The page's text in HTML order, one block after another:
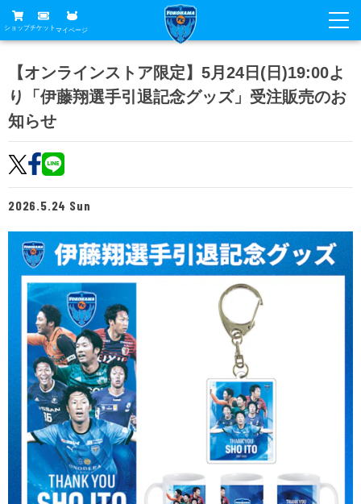
ショップチケット マイページ
グッズ
ホームタウン
トップチーム
試合
アカデミー
試合
試合日程
順位表
チケット
チケットガイド
席種・価格表
チケット購入方法
販売スケジュール
ニッパツシート
Buy Ticket Here
スケジュール
練習見学について
横浜FC観戦ガイド
試合会場アクセス
観戦ルール・マナー
クラブ
クラブ概要
フリ丸のページ
ヒストリー
サステナビリティ
ホームタウン活動
横浜FCスポーツクラブ
ニッパツ横浜FCシーガルズ
ファン
横浜FC公式オンラインショップ
クラブメンバー
スタータークラブ
スペシャルコンテンツ
オリジナルビール
アカデミー
育成ビジョン
試合日程・結果
アカデミー選手
アカデミースタッフ
パートナー
パートナー一覧
あしながドリーム基金
お問い合わせ
お問い合わせ
【オンラインストア限定】5月24日(日)19:00よ
り「伊藤翔選手引退記念グッズ」受注販売のお
知らせ
2026.5.24 Sun